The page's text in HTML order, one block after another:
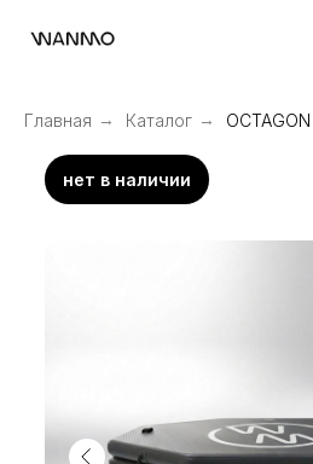
Главная → Каталог → OCTAGON
нет в наличии